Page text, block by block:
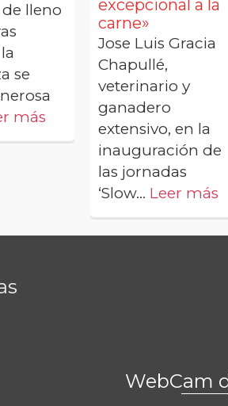
lleno
se
más
excepcional a la
carne»
Jose Luis Gracia
Chapullé,
veterinario y
ganadero
extensivo, en la
inauguración de
las jornadas
‘Slow... Leer más
WebCam